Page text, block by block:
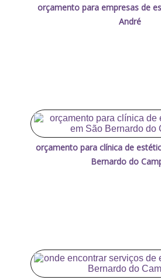
orçamento para empresas de
André
orçamento para clínica de
Bernardo do